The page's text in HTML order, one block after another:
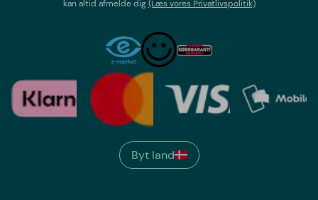
kan altid afmelde dig(Læs vores Privatlivspolitik)
Byt land